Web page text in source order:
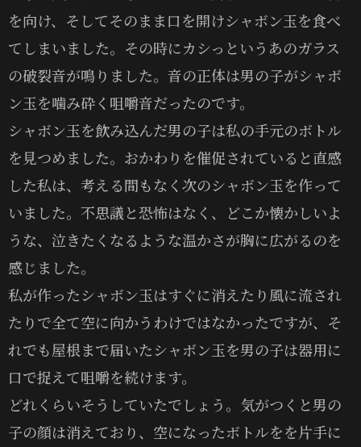
を向け、そしてそのまま口を開けシャボン玉を食べ
てしまいました。その時にカシっというあのガラス
の破裂音が鳴りました。音の正体は男の子がシャボ
ン玉を噛み砕く咀嚼音だったのです。
シャボン玉を飲み込んだ男の子は私の手元のボトル
を見つめました。おかわりを催促されていると直感
した私は、考える間もなく次のシャボン玉を作って
いました。不思議と恐怖はなく、どこか懐かしいよ
うな、泣きたくなるような温かさが胸に広がるのを
感じました。
私が作ったシャボン玉はすぐに消えたり風に流され
たりで全て空に向かうわけではなかったですが、そ
れでも屋根まで届いたシャボン玉を男の子は器用に
口で捉えて咀嚼を続けます。
どれくらいそうしていたでしょう。気がつくと男の
子の顔は消えており、空になったボトルをを片手に